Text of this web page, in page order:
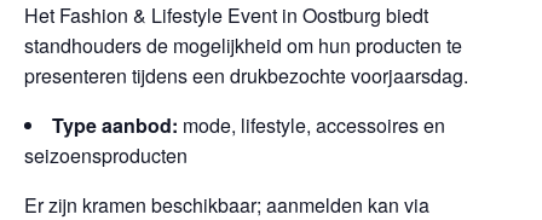
Het Fashion & Lifestyle Event in Oostburg biedt
standhouders de mogelijkheid om hun producten te
presenteren tijdens een drukbezochte voorjaarsdag.
Type aanbod: mode, lifestyle, accessoires en
seizoensproducten
Er zijn kramen beschikbaar; aanmelden kan via